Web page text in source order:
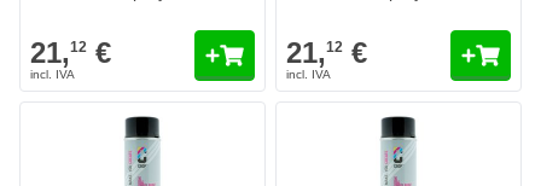
21,12 € 21,12 €